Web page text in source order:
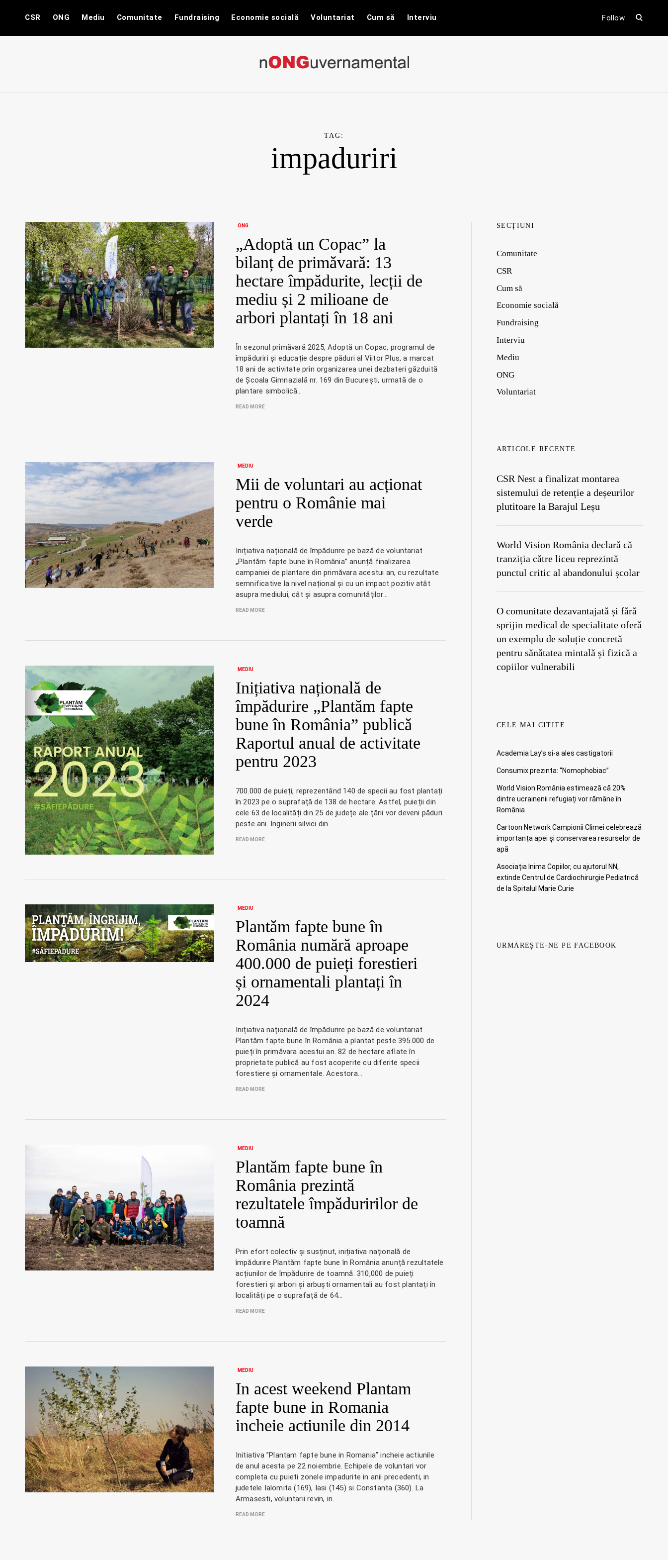
CSR ONG Mediu Comunitate Fundraising Economie socială Voluntariat Cum să Interviu Follow
open
form
nONGuvernamental
TAG:
impaduriri
ONG
„Adoptă un Copac” la
bilanț de primăvară: 13
hectare împădurite, lecții de
mediu și 2 milioane de
arbori plantați în 18 ani
În sezonul primăvară 2025, Adoptă un Copac, programul de
împăduriri și educație despre păduri al Viitor Plus, a marcat
18 ani de activitate prin organizarea unei dezbateri găzduită
de Școala Gimnazială nr. 169 din București, urmată de o
plantare simbolică…
READ MORE
MEDIU
Mii de voluntari au acționat
pentru o Românie mai
verde
Inițiativa națională de împădurire pe bază de voluntariat
„Plantăm fapte bune în România” anunță finalizarea
campaniei de plantare din primăvara acestui an, cu rezultate
semnificative la nivel național și cu un impact pozitiv atât
asupra mediului, cât și asupra comunităților…
READ MORE
MEDIU
Inițiativa națională de
împădurire „Plantăm fapte
bune în România” publică
Raportul anual de activitate
pentru 2023
700.000 de puieți, reprezentând 140 de specii au fost plantați
în 2023 pe o suprafață de 138 de hectare. Astfel, puieții din
cele 63 de localități din 25 de județe ale țării vor deveni păduri
peste ani. Inginerii silvici din…
READ MORE
MEDIU
Plantăm fapte bune în
România numără aproape
400.000 de puieți forestieri
și ornamentali plantați în
2024
Inițiativa națională de împădurire pe bază de voluntariat
Plantăm fapte bune în România a plantat peste 395.000 de
puieți în primăvara acestui an. 82 de hectare aflate în
proprietate publică au fost acoperite cu diferite specii
forestiere și ornamentale. Acestora…
READ MORE
MEDIU
Plantăm fapte bune în
România prezintă
rezultatele împăduririlor de
toamnă
Prin efort colectiv și susținut, inițiativa națională de
împădurire Plantăm fapte bune în România anunță rezultatele
acțiunilor de împădurire de toamnă. 310,000 de puieți
forestieri și arbori și arbuști ornamentali au fost plantați în
localități pe o suprafață de 64…
READ MORE
MEDIU
In acest weekend Plantam
fapte bune in Romania
incheie actiunile din 2014
Initiativa ”Plantam fapte bune in Romania” incheie actiunile
de anul acesta pe 22 noiembrie. Echipele de voluntari vor
completa cu puieti zonele impadurite in anii precedenti, in
judetele Ialomita (169), Iasi (145) si Constanta (360). La
Armasesti, voluntarii revin, in…
READ MORE
SECȚIUNI
Comunitate
CSR
Cum să
Economie socială
Fundraising
Interviu
Mediu
ONG
Voluntariat
ARTICOLE RECENTE
CSR Nest a finalizat montarea
sistemului de retenție a deșeurilor
plutitoare la Barajul Leșu
World Vision România declară că
tranziția către liceu reprezintă
punctul critic al abandonului școlar
O comunitate dezavantajată și fără
sprijin medical de specialitate oferă
un exemplu de soluție concretă
pentru sănătatea mintală și fizică a
copiilor vulnerabili
CELE MAI CITITE
Academia Lay’s si-a ales castigatorii
Consumix prezinta: “Nomophobiac”
World Vision România estimează că 20%
dintre ucrainenii refugiați vor rămâne în
România
Cartoon Network Campionii Climei celebrează
importanța apei și conservarea resurselor de
apă
Asociația Inima Copiilor, cu ajutorul NN,
extinde Centrul de Cardiochirurgie Pediatrică
de la Spitalul Marie Curie
URMĂREȘTE-NE PE FACEBOOK